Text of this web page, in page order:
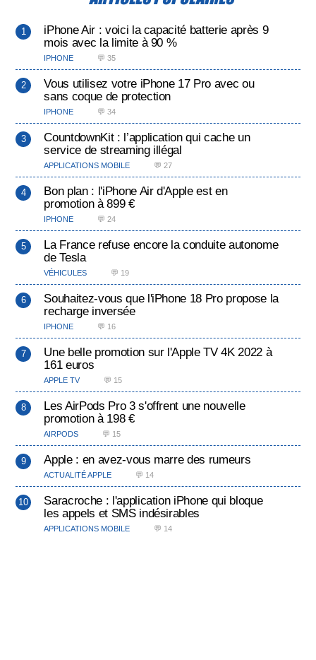
iPhone Air : voici la capacité batterie après 9
mois avec la limite à 90 %
IPHONE 💬 35
Vous utilisez votre iPhone 17 Pro avec ou
sans coque de protection
IPHONE 💬 34
CountdownKit : l’application qui cache un
service de streaming illégal
APPLICATIONS MOBILE 💬 27
Bon plan : l'iPhone Air d'Apple est en
promotion à 899 €
IPHONE 💬 24
La France refuse encore la conduite autonome
de Tesla
VÉHICULES 💬 19
Souhaitez-vous que l'iPhone 18 Pro propose la
recharge inversée
IPHONE 💬 16
Une belle promotion sur l'Apple TV 4K 2022 à
161 euros
APPLE TV 💬 15
Les AirPods Pro 3 s'offrent une nouvelle
promotion à 198 €
AIRPODS 💬 15
Apple : en avez-vous marre des rumeurs
ACTUALITÉ APPLE 💬 14
Saracroche : l'application iPhone qui bloque
les appels et SMS indésirables
APPLICATIONS MOBILE 💬 14